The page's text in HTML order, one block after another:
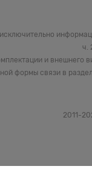
ч.
и
формы связи в
2011-